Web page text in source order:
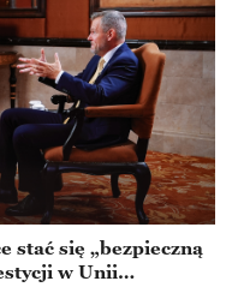
stać się „bezpieczną
w Unii